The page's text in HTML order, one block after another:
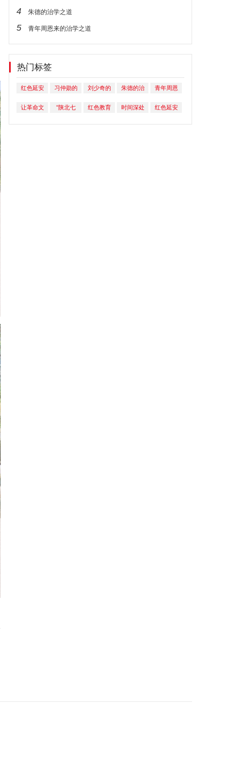
4 朱德的治学之道
5 青年周恩来的治学之道
热门标签
红色延安
常世民与
习仲勋的
刘少奇的
朱德的治
青年周恩
之道
让革命文
“陕北七
红色教育
时间深处
红色延安